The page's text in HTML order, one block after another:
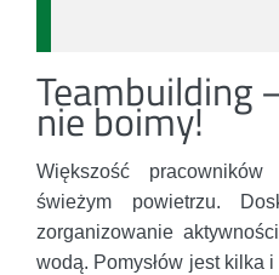
Teambuilding
nie boimy!
Większość
świeżym powietrzu.
zorganizowanie
wodą. Pomysłów jest kilka